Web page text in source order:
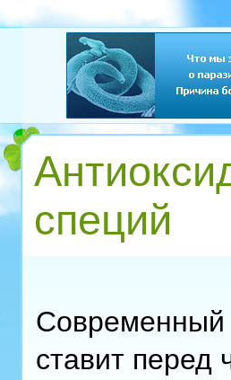
специй
ставит перед